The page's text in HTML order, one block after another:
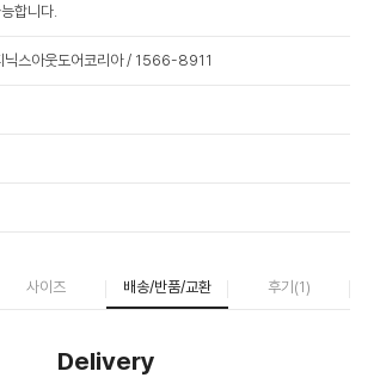
합니다.
닉스아웃도어코리아 / 1566-8911
사이즈 배송/반품/교환 후기(1)
Delivery